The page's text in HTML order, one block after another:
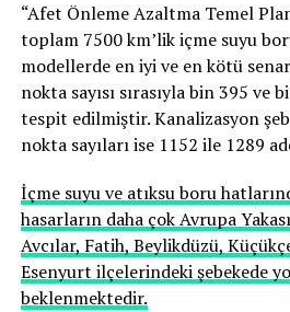
“Afet Önleme Azaltma Temel
toplam 7500 km’lik içme suyu
modellerde en iyi ve en kötü
nokta sayısı sırasıyla bin 395 ve
tespit edilmiştir. Kanalizasyon
nokta sayıları ise 1152 ile 1289
İçme suyu ve atıksu boru
hasarların daha çok Avrupa
Avcılar, Fatih, Beylikdüzü,
Esenyurt ilçelerindeki şebekede
beklenmektedir.